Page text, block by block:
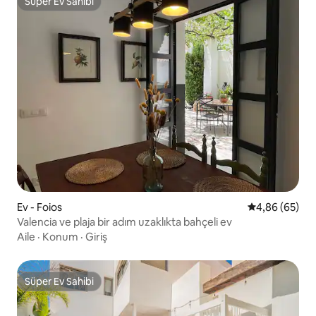
Süper Ev Sahibi
Ev - Foios 5 üzerinden
4,86 (65)
Valencia ve plaja bir adım uzaklıkta bahçeli ev
Aile · Konum · Giriş
Süper Ev Sahibi
Süper Ev Sahibi